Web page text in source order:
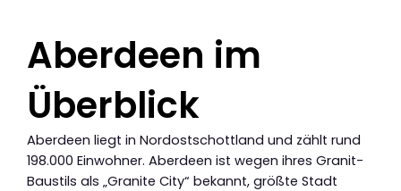
Aberdeen im
Überblick
Aberdeen liegt in Nordostschottland und zählt rund
198.000 Einwohner. Aberdeen ist wegen ihres Granit-
Baustils als „Granite City“ bekannt, größte Stadt